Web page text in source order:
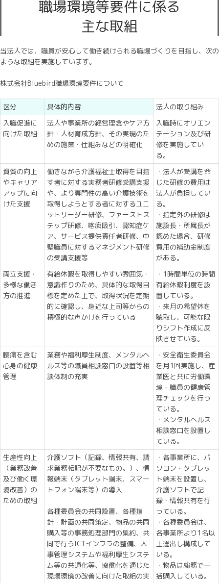
職場環境等要件に係る
主な取組
当法人では、職員が安心して働き続けられる職場づくりを目指し、次の
ような取組を実施しています。
株式会社Bluebird職場環境要件について
区分 具体的内容
法人の取り組み
入職促進に
向けた取組
法人や事業所の経営理念やケア方
針・人材育成方針、その実現のた
めの施策・仕組みなどの明確化
入職時にオリエン
テーション及び研
修を実施してい
る。
資質の向上
やキャリア
アップに向
けた支援
働きながら介護福祉士取得を目指
す者に対する実務者研修受講支援
や、より専門性の高い介護技術を
取得しようとする者に対するユニ
ットリーダー研修、ファーストス
テップ研修、喀痰吸引、認知症ケ
ア、サービス提供責任者研修、中
堅職員に対するマネジメント研修
の受講支援等
・法人が受講を命
じた研修の費用は
法人が負担してい
る。
・指定外の研修は
施設長・所属長が
認めた場合、研修
費用の補助金制度
がある。
両立支援・
多様な働き
方の推進
有給休暇を取得しやすい雰囲気・
意識作りのため、具体的な取得目
標を定めた上で、取得状況を定期
的に確認し、身近な上司等からの
積極的な声かけを行っている
・1時間単位の時間
有給休暇制度を設
置している。
・来月の希望休を
聴取し、可能な限
りシフト作成に反
映させている。
腰痛を含む
心身の健康
管理
業務や福利厚生制度、メンタルヘ
ルス等の職員相談窓口の設置等相
談体制の充実
・安全衛生委員会
を月1回実施し、産
業医と共に労働環
境・職員の健康管
理チェックを行っ
ている。
・メンタルヘルス
相談窓口を設置し
ている。
生産性向上
（業務改善
及び働く環
境改善）の
ための取組
介護ソフト（記録、情報共有、請
求業務転記が不要なもの。）、情
報端末（タブレット端末、スマー
トフォン端末等）の導入
各種委員会の共同設置、各種指
針・計画の共同策定、物品の共同
購入等の事務処理部門の集約、共
同で行うICTインフラの整備、人
事管理システムや福利厚生システ
ム等の共通化等、協働化を通じた
現場環境の改善に向けた取組の実
・各事業所に、パ
ソコン・タブレッ
ト端末を設置し、
介護ソフトで記
録・情報共有を行
っている。
・各種委員会は、
各事業所より1名以
上選出し構成して
いる。
・物品は総務で一
括購入している。